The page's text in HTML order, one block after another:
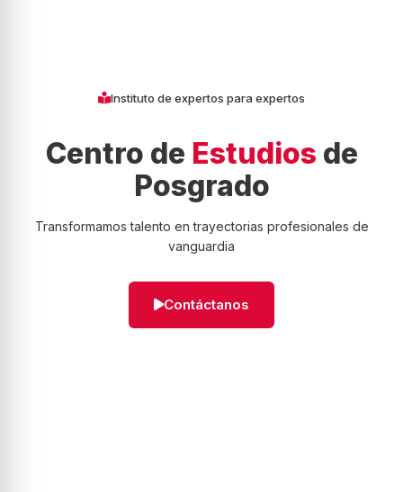
Instituto de expertos para expertos
Centro de Estudios de
Posgrado
Transformamos talento en trayectorias profesionales de
vanguardia
Contáctanos